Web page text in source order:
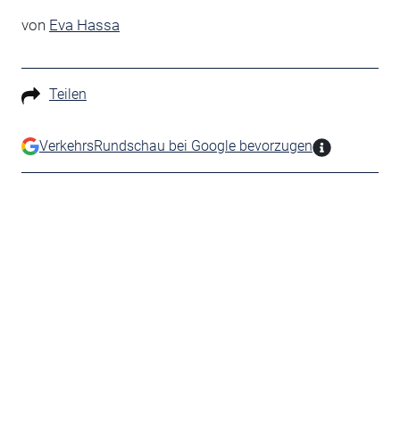
von Eva Hassa
Teilen
VerkehrsRundschau bei Google bevorzugen